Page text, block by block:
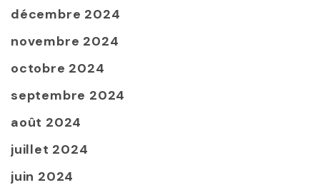
décembre 2024
novembre 2024
octobre 2024
septembre 2024
août 2024
juillet 2024
juin 2024